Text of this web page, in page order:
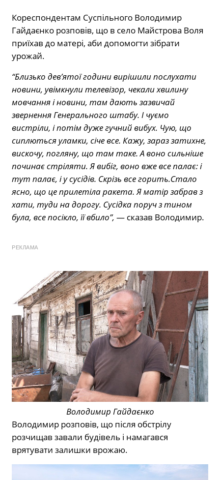
Кореспондентам Суспільного Володимир
Гайдаєнко розповів, що в село Майстрова Воля
приїхав до матері, аби допомогти зібрати
урожай.
“Близько дев’ятої години вирішили послухати
новини, увімкнули телевізор, чекали хвилину
мовчання і новини, там дають зазвичай
звернення Генерального штабу. І чуємо
вистріли, і потім дуже гучний вибух. Чую, що
сиплються уламки, січе все. Кажу, зараз затихне,
вискочу, погляну, що там таке. А воно сильніше
починає стріляти. Я вибіг, воно вже все палає: і
тут палає, і у сусідів. Скрізь все горить.Стало
ясно, що це прилетіла ракета. Я матір забрав з
хати, туди на дорогу. Сусідка поруч з тином
була, все посікло, її вбило”, — сказав Володимир.
РЕКЛАМА
Володимир Гайдаєнко
Володимир розповів, що після обстрілу
розчищав завали будівель і намагався
врятувати залишки врожаю.